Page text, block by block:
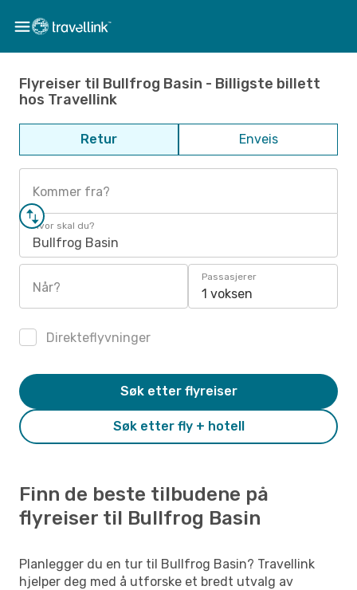
Flyreiser til Bullfrog Basin - Billigste billett
hos Travellink
Retur Enveis
Kommer fra?
Hvor skal du?
Bullfrog Basin
Når?
Passasjerer
1 voksen
Direkteflyvninger
Søk etter fly + hotell
Søk etter flyreiser
Finn de beste tilbudene på
flyreiser til Bullfrog Basin
Planlegger du en tur til Bullfrog Basin? Travellink
hjelper deg med å utforske et bredt utvalg av